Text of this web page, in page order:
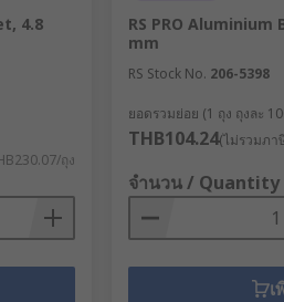
4.8
ถุง
RS PRO Aluminium
mm
RS Stock No. 206-5398
ยอดรวมย่อย (1 ถุง ถุงละ
THB104.24(ไม่รวมภา
จำนวน / Quantity
เ